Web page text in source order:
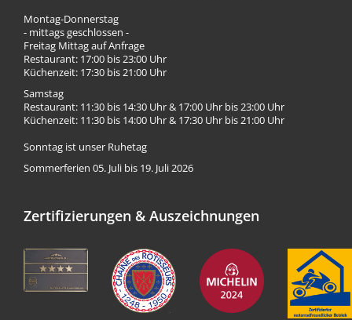
Montag-Donnerstag
- mittags geschlossen -
Freitag Mittag auf Anfrage
Restaurant: 17:00 bis 23:00 Uhr
Küchenzeit: 17:30 bis 21:00 Uhr
Samstag
Restaurant: 11:30 bis 14:30 Uhr & 17:00 Uhr bis 23:00 Uhr
Küchenzeit: 11:30 bis 14:00 Uhr & 17:30 Uhr bis 21:00 Uhr
Sonntag ist unser Ruhetag
Sommerferien 05. Juli bis 19. Juli 2026
Zertifizierungen & Auszeichnungen